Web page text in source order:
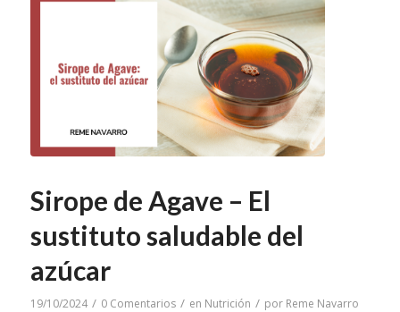
Sirope de Agave – El
sustituto saludable del
azúcar
19/10/2024 / 0 Comentarios / en Nutrición / por Reme Navarro